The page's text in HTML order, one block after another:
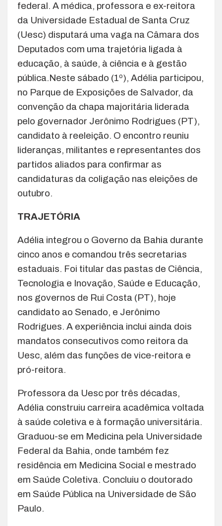
federal. A médica, professora e ex-reitora
da Universidade Estadual de Santa Cruz
(Uesc) disputará uma vaga na Câmara dos
Deputados com uma trajetória ligada à
educação, à saúde, à ciência e à gestão
pública.Neste sábado (1º), Adélia participou,
no Parque de Exposições de Salvador, da
convenção da chapa majoritária liderada
pelo governador Jerônimo Rodrigues (PT),
candidato à reeleição. O encontro reuniu
lideranças, militantes e representantes dos
partidos aliados para confirmar as
candidaturas da coligação nas eleições de
outubro.
TRAJETÓRIA
Adélia integrou o Governo da Bahia durante
cinco anos e comandou três secretarias
estaduais. Foi titular das pastas de Ciência,
Tecnologia e Inovação, Saúde e Educação,
nos governos de Rui Costa (PT), hoje
candidato ao Senado, e Jerônimo
Rodrigues. A experiência inclui ainda dois
mandatos consecutivos como reitora da
Uesc, além das funções de vice-reitora e
pró-reitora.
Professora da Uesc por três décadas,
Adélia construiu carreira acadêmica voltada
à saúde coletiva e à formação universitária.
Graduou-se em Medicina pela Universidade
Federal da Bahia, onde também fez
residência em Medicina Social e mestrado
em Saúde Coletiva. Concluiu o doutorado
em Saúde Pública na Universidade de São
Paulo.